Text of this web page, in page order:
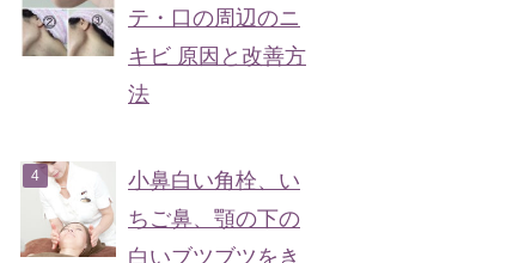
テ・口の周辺のニ
キビ 原因と改善方
法
小鼻白い角栓、い
ちご鼻、顎の下の
白いブツブツをき